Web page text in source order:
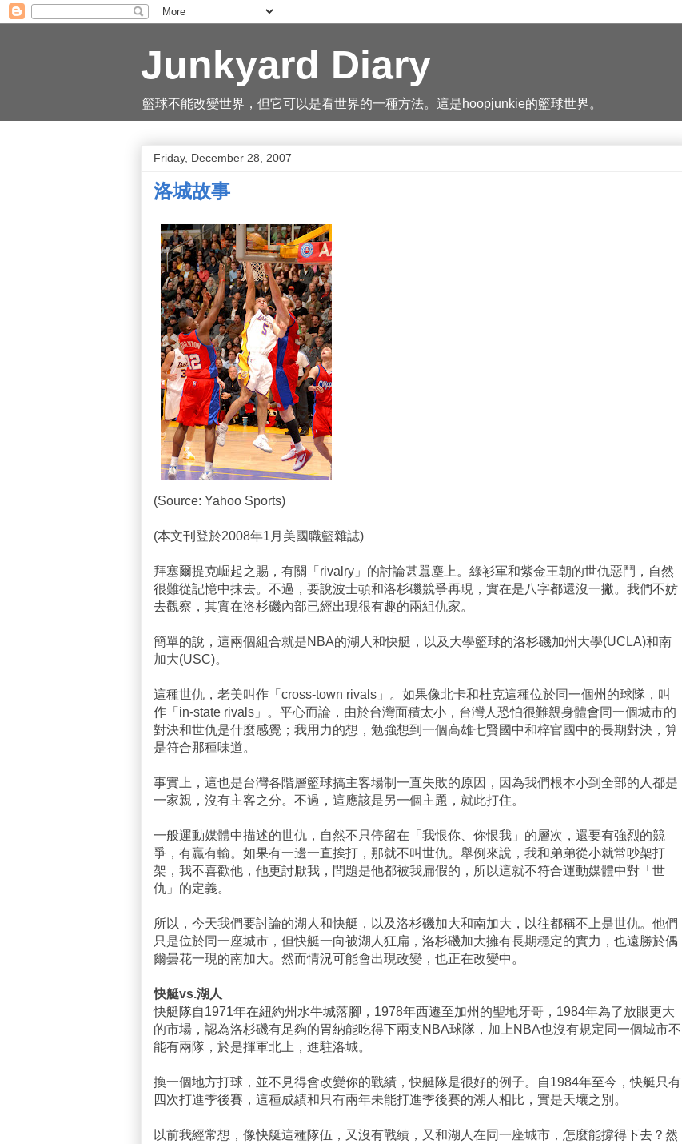
Junkyard Diary
籃球不能改變世界，但它可以是看世界的一種方法。這是hoopjunkie的籃球世界。
Friday, December 28, 2007
洛城故事
(Source: Yahoo Sports)
(本文刊登於2008年1月美國職籃雜誌)
拜塞爾提克崛起之賜，有關「rivalry」的討論甚囂塵上。綠衫軍和紫金王朝的世仇惡鬥，自然
很難從記憶中抹去。不過，要說波士頓和洛杉磯競爭再現，實在是八字都還沒一撇。我們不妨
去觀察，其實在洛杉磯內部已經出現很有趣的兩組仇家。
簡單的說，這兩個組合就是NBA的湖人和快艇，以及大學籃球的洛杉磯加州大學(UCLA)和南
加大(USC)。
這種世仇，老美叫作「cross-town rivals」。如果像北卡和杜克這種位於同一個州的球隊，叫
作「in-state rivals」。平心而論，由於台灣面積太小，台灣人恐怕很難親身體會同一個城市的
對決和世仇是什麼感覺；我用力的想，勉強想到一個高雄七賢國中和梓官國中的長期對決，算
是符合那種味道。
事實上，這也是台灣各階層籃球搞主客場制一直失敗的原因，因為我們根本小到全部的人都是
一家親，沒有主客之分。不過，這應該是另一個主題，就此打住。
一般運動媒體中描述的世仇，自然不只停留在「我恨你、你恨我」的層次，還要有強烈的競
爭，有贏有輸。如果有一邊一直挨打，那就不叫世仇。舉例來說，我和弟弟從小就常吵架打
架，我不喜歡他，他更討厭我，問題是他都被我扁假的，所以這就不符合運動媒體中對「世
仇」的定義。
所以，今天我們要討論的湖人和快艇，以及洛杉磯加大和南加大，以往都稱不上是世仇。他們
只是位於同一座城市，但快艇一向被湖人狂扁，洛杉磯加大擁有長期穩定的實力，也遠勝於偶
爾曇花一現的南加大。然而情況可能會出現改變，也正在改變中。
快艇vs.湖人
快艇隊自1971年在紐約州水牛城落腳，1978年西遷至加州的聖地牙哥，1984年為了放眼更大
的市場，認為洛杉磯有足夠的胃納能吃得下兩支NBA球隊，加上NBA也沒有規定同一個城市不
能有兩隊，於是揮軍北上，進駐洛城。
換一個地方打球，並不見得會改變你的戰績，快艇隊是很好的例子。自1984年至今，快艇只有
四次打進季後賽，這種成績和只有兩年未能打進季後賽的湖人相比，實是天壤之別。
以前我經常想，像快艇這種隊伍，又沒有戰績，又和湖人在同一座城市，怎麼能撐得下去？然